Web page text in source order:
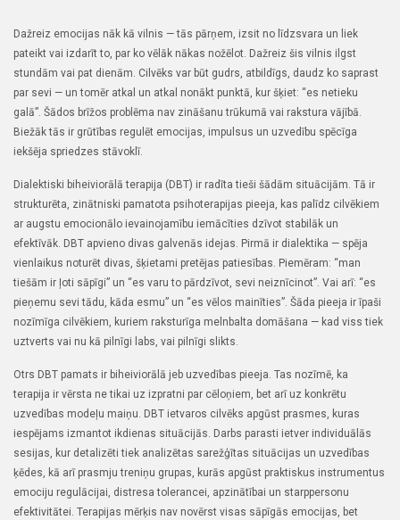
Dažreiz emocijas nāk kā vilnis — tās pārņem, izsit no līdzsvara un liek
pateikt vai izdarīt to, par ko vēlāk nākas nožēlot. Dažreiz šis vilnis ilgst
stundām vai pat dienām. Cilvēks var būt gudrs, atbildīgs, daudz ko saprast
par sevi — un tomēr atkal un atkal nonākt punktā, kur šķiet: “es netieku
galā”. Šādos brīžos problēma nav zināšanu trūkumā vai rakstura vājībā.
Biežāk tās ir grūtības regulēt emocijas, impulsus un uzvedību spēcīga
iekšēja spriedzes stāvoklī.
Dialektiski biheiviorālā terapija (DBT) ir radīta tieši šādām situācijām. Tā ir
strukturēta, zinātniski pamatota psihoterapijas pieeja, kas palīdz cilvēkiem
ar augstu emocionālo ievainojamību iemācīties dzīvot stabilāk un
efektīvāk. DBT apvieno divas galvenās idejas. Pirmā ir dialektika — spēja
vienlaikus noturēt divas, šķietami pretējas patiesības. Piemēram: “man
tiešām ir ļoti sāpīgi” un “es varu to pārdzīvot, sevi neiznīcinot”. Vai arī: “es
pieņemu sevi tādu, kāda esmu” un “es vēlos mainīties”. Šāda pieeja ir īpaši
nozīmīga cilvēkiem, kuriem raksturīga melnbalta domāšana — kad viss tiek
uztverts vai nu kā pilnīgi labs, vai pilnīgi slikts.
Otrs DBT pamats ir biheiviorālā jeb uzvedības pieeja. Tas nozīmē, ka
terapija ir vērsta ne tikai uz izpratni par cēloņiem, bet arī uz konkrētu
uzvedības modeļu maiņu. DBT ietvaros cilvēks apgūst prasmes, kuras
iespējams izmantot ikdienas situācijās. Darbs parasti ietver individuālās
sesijas, kur detalizēti tiek analizētas sarežģītas situācijas un uzvedības
ķēdes, kā arī prasmju treniņu grupas, kurās apgūst praktiskus instrumentus
emociju regulācijai, distresa tolerancei, apzinātībai un starppersonu
efektivitātei. Terapijas mērķis nav novērst visas sāpīgās emocijas, bet